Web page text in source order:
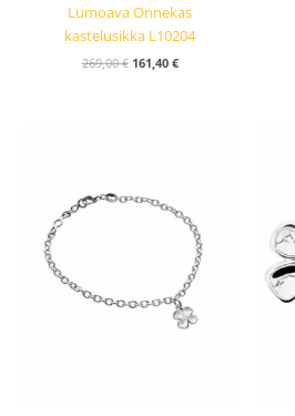
Lumoava Onnekas
kastelusikka L10204
269,00€ 161,40 €